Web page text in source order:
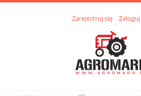
Zarejestruj się Zaloguj